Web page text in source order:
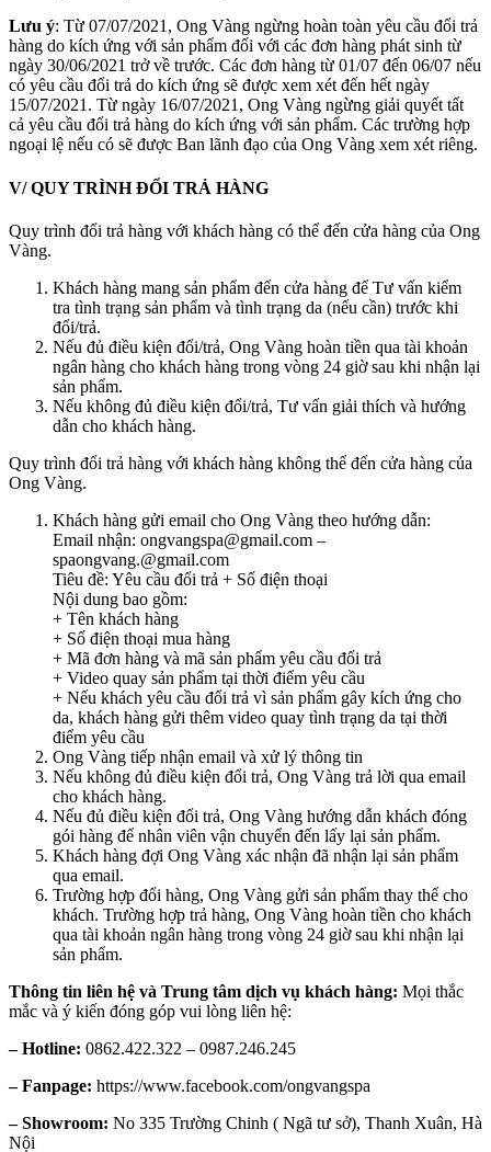
Lưu ý: Từ 07/07/2021, Ong Vàng ngừng hoàn toàn yêu cầu đổi trả
hàng do kích ứng với sản phẩm đối với các đơn hàng phát sinh từ
ngày 30/06/2021 trở về trước. Các đơn hàng từ 01/07 đến 06/07 nếu
có yêu cầu đổi trả do kích ứng sẽ được xem xét đến hết ngày
15/07/2021. Từ ngày 16/07/2021, Ong Vàng ngừng giải quyết tất
cả yêu cầu đổi trả hàng do kích ứng với sản phẩm. Các trường hợp
ngoại lệ nếu có sẽ được Ban lãnh đạo của Ong Vàng xem xét riêng.
V/ QUY TRÌNH ĐỔI TRẢ HÀNG
Quy trình đổi trả hàng với khách hàng có thể đến cửa hàng của Ong
Vàng.
Khách hàng mang sản phẩm đến cửa hàng để Tư vấn kiểm
tra tình trạng sản phẩm và tình trạng da (nếu cần) trước khi
đổi/trả.
Nếu đủ điều kiện đổi/trả, Ong Vàng hoàn tiền qua tài khoản
ngân hàng cho khách hàng trong vòng 24 giờ sau khi nhận lại
sản phẩm.
Nếu không đủ điều kiện đổi/trả, Tư vấn giải thích và hướng
dẫn cho khách hàng.
Quy trình đổi trả hàng với khách hàng không thể đến cửa hàng của
Ong Vàng.
Khách hàng gửi email cho Ong Vàng theo hướng dẫn:
Email nhận: ongvangspa@gmail.com –
spaongvang.@gmail.com
Tiêu đề: Yêu cầu đổi trả + Số điện thoại
Nội dung bao gồm:
+ Tên khách hàng
+ Số điện thoại mua hàng
+ Mã đơn hàng và mã sản phẩm yêu cầu đổi trả
+ Video quay sản phẩm tại thời điểm yêu cầu
+ Nếu khách yêu cầu đổi trả vì sản phẩm gây kích ứng cho
da, khách hàng gửi thêm video quay tình trạng da tại thời
điểm yêu cầu
Ong Vàng tiếp nhận email và xử lý thông tin
Nếu không đủ điều kiện đổi trả, Ong Vàng trả lời qua email
cho khách hàng.
Nếu đủ điều kiện đổi trả, Ong Vàng hướng dẫn khách đóng
gói hàng để nhân viên vận chuyển đến lấy lại sản phẩm.
Khách hàng đợi Ong Vàng xác nhận đã nhận lại sản phẩm
qua email.
Trường hợp đổi hàng, Ong Vàng gửi sản phẩm thay thế cho
khách. Trường hợp trả hàng, Ong Vàng hoàn tiền cho khách
qua tài khoản ngân hàng trong vòng 24 giờ sau khi nhận lại
sản phẩm.
Thông tin liên hệ và Trung tâm dịch vụ khách hàng: Mọi thắc
mắc và ý kiến đóng góp vui lòng liên hệ:
– Hotline: 0862.422.322 – 0987.246.245
– Fanpage: https://www.facebook.com/ongvangspa
– Showroom: No 335 Trường Chinh ( Ngã tư sở), Thanh Xuân, Hà
Nội